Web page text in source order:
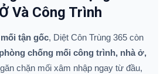
Và Công Trình
tận gốc, Diệt Côn Trùng 365 còn
phòng chống mối công trình, nhà ở,
chặn mối xâm nhập ngay từ đầu,